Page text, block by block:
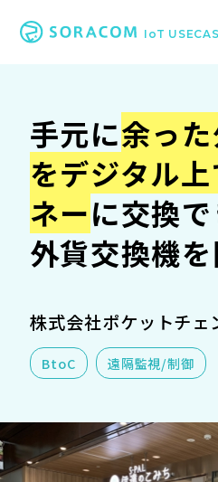
IoT
手元に余っ
をデジタル
ネーに交換
外貨交換機
株式会社ポケットチェ
BtoC 遠隔監視/制御